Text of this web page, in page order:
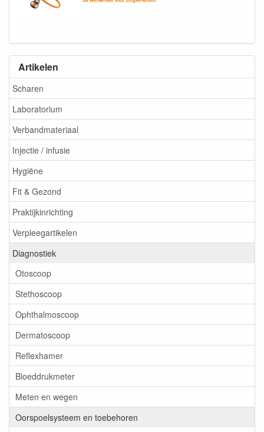
Artikelen
Scharen
Laboratorium
Verbandmateriaal
Injectie / infusie
Hygiëne
Fit & Gezond
Praktijkinrichting
Verpleegartikelen
Diagnostiek
Otoscoop
Stethoscoop
Ophthalmoscoop
Dermatoscoop
Reflexhamer
Bloeddrukmeter
Meten en wegen
Oorspoelsysteem en toebehoren